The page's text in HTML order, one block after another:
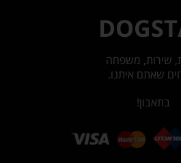
שירות, משפחה
שאתם איתנו.
בתאבון!